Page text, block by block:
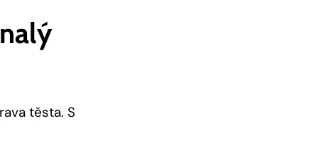
těsta. S